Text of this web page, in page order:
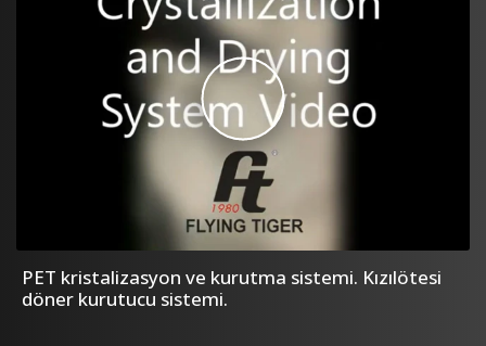
PET kristalizasyon ve kurutma sistemi. Kızılötesi
döner kurutucu sistemi.